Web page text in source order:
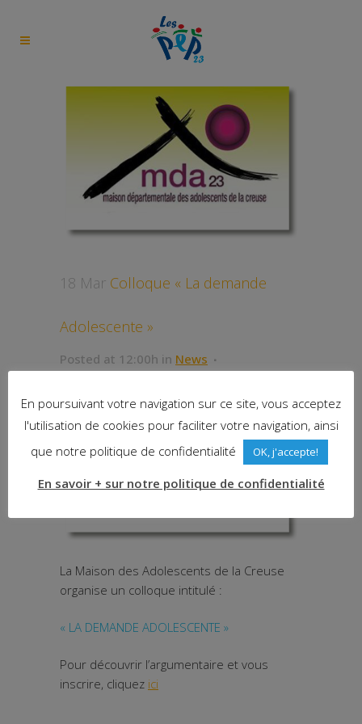
18 Mar Colloque « La demande
Adolescente »
Posted at 12:00h in News
La Maison des Adolescents de la Creuse
organise un colloque intitulé :
« LA DEMANDE ADOLESCENTE »
Pour découvrir l’argumentaire et vous
inscrire, cliquez ici
En poursuivant votre navigation sur ce site, vous acceptez
l'utilisation de cookies pour faciliter votre navigation, ainsi
que notre politique de confidentialité
OK, j'accepte!
En savoir + sur notre politique de confidentialité